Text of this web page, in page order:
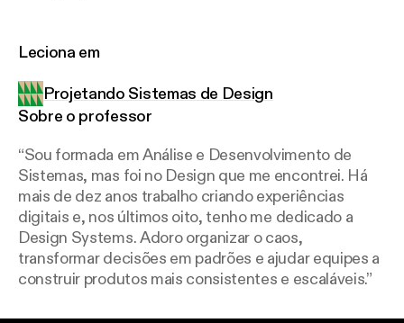
Leciona em
Projetando Sistemas de Design
Sobre o professor
Sou formada em Análise e Desenvolvimento de
Sistemas, mas foi no Design que me encontrei. Há
mais de dez anos trabalho criando experiências
digitais e, nos últimos oito, tenho me dedicado a
Design Systems. Adoro organizar o caos,
transformar decisões em padrões e ajudar equipes a
construir produtos mais consistentes e escaláveis.